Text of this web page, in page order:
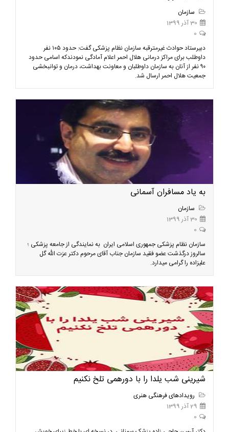
سازمان
30 آذر 1399
0
دبیرستاد حوادث غیرمترقبه سازمان نظام پزشکی گفت: حدود ۱۰۵ نفر
داوطلب برای مراکز درمانی هلال احمر اعلام آمادگی نمودندکه اسامی حدود
۹۰ نفر از آنان به سازمان داوطلبان و معاونت بهداشت، درمان و توانبخشی
جمعیت هلال احمر ارسال شد.
به یاد مسافران آسمانی
سازمان
30 آذر 1399
0
سازمان نظام پزشکی جمهوری اسلامی ایران به نمایندگی از جامعه پزشکی ؛
سالروز درگذشت عضو فقید سازمان جناب آقای مرحوم دکتر عزت الله گل
علیزاده را گرامی میدارد.
شیرینی شب یلدا را با دورهمی تلخ نکنیم
رویدادهای فرهنگی هنری
29 آذر 1399
0